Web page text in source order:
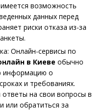
возможность
данных перед
риски отказа из-за
Онлайн-сервисы по
в Киеве обычно
информацию о
и требованиях.
на свои вопросы в
или обратиться за